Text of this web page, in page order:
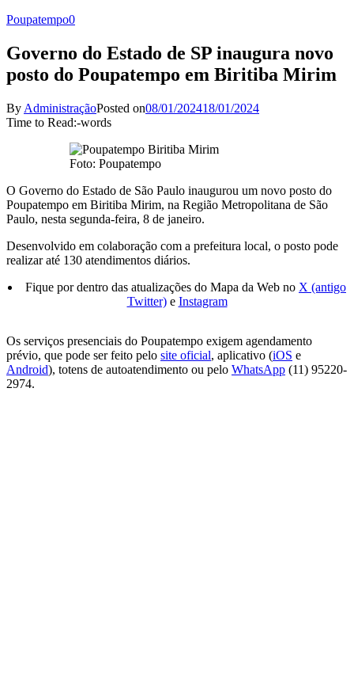
Poupatempo0
Governo do Estado de SP inaugura novo
posto do Poupatempo em Biritiba Mirim
By AdministraçãoPosted on08/01/202418/01/2024
Time to Read:-words
Foto: Poupatempo
O Governo do Estado de São Paulo inaugurou um novo posto do
Poupatempo em Biritiba Mirim, na Região Metropolitana de São
Paulo, nesta segunda-feira, 8 de janeiro.
Desenvolvido em colaboração com a prefeitura local, o posto pode
realizar até 130 atendimentos diários.
Fique por dentro das atualizações do Mapa da Web no X (antigo
Twitter)e Instagram
Os serviços presenciais do Poupatempo exigem agendamento
prévio, que pode ser feito pelo site oficial, aplicativo (iOS e
Android), totens de autoatendimento ou pelo WhatsApp (11) 95220-
2974.